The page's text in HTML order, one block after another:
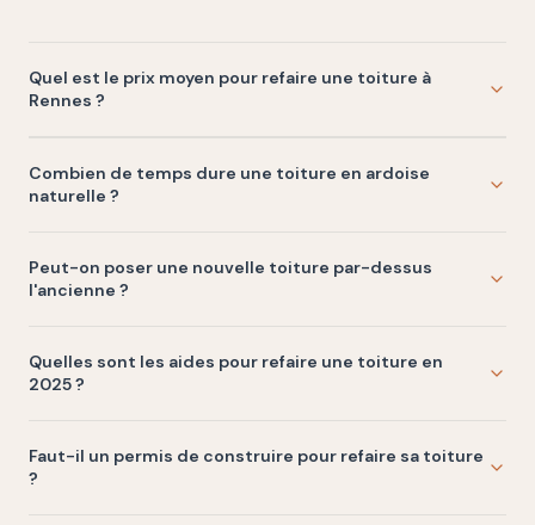
Quel est le prix moyen pour refaire une toiture à
Rennes ?
Combien de temps dure une toiture en ardoise
naturelle ?
Peut-on poser une nouvelle toiture par-dessus
l'ancienne ?
Quelles sont les aides pour refaire une toiture en
2025 ?
Faut-il un permis de construire pour refaire sa toiture
?